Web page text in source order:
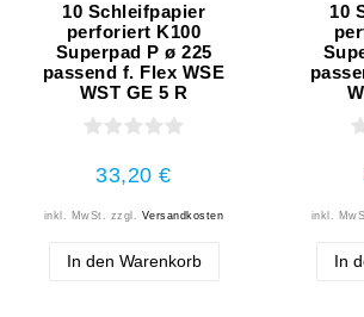
10 Schleifpapier
perforiert K100
Superpad P ø 225
passend f. Flex WSE
WST GE 5 R
33,20 €
inkl. MwSt. zzgl. Versandkosten
In den Warenkorb
10
inkl.
In